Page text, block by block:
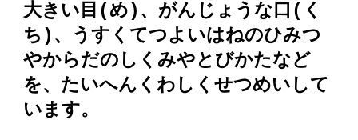
大きい目(め)、がんじょうな口(く
ち)、うすくてつよいはねのひみつ
やからだのしくみやとびかたなど
を、たいへんくわしくせつめいして
います。